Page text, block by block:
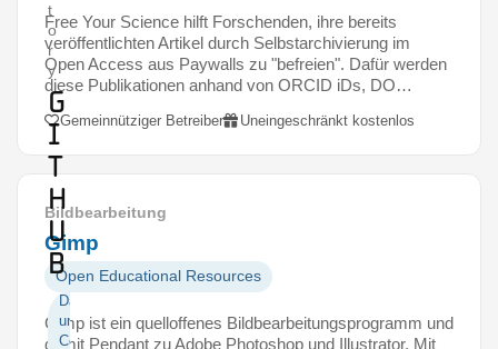
t
o
r
y
G
i
t
H
u
b
Daten
und
Code
Free Your Science hilft Forschenden, ihre bereits
veröffentlichten Artikel durch Selbstarchivierung im
Open Access aus Paywalls zu "befreien". Dafür werden
diese Publikationen anhand von ORCID iDs, DO…
Gemeinnütziger Betreiber Uneingeschränkt kostenlos
Bildbearbeitung
Gimp
Open Educational Resources
Gimp ist ein quelloffenes Bildbearbeitungsprogramm und
damit Pendant zu Adobe Photoshop und Illustrator. Mit